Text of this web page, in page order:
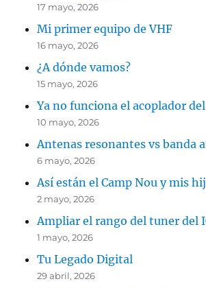
17 mayo, 2026
Mi primer equipo de VHF
16 mayo, 2026
¿A dónde vamos?
15 mayo, 2026
Ya no funciona el acoplador
10 mayo, 2026
Antenas resonantes vs banda
6 mayo, 2026
Así están el Camp Nou y mis
2 mayo, 2026
Ampliar el rango del tuner del
1 mayo, 2026
Tu Legado Digital
29 abril, 2026